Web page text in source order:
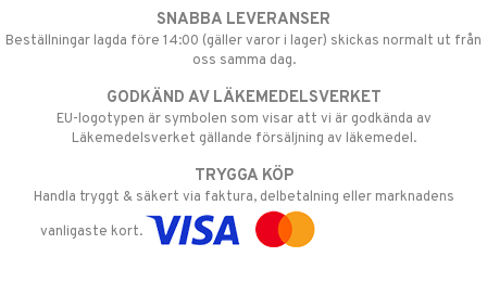
SNABBA LEVERANSER
Beställningar lagda före 14:00 (gäller varor i lager) skickas normalt ut från
oss samma dag.
GODKÄND AV LÄKEMEDELSVERKET
EU-logotypen är symbolen som visar att vi är godkända av
Läkemedelsverket gällande försäljning av läkemedel.
TRYGGA KÖP
Handla tryggt & säkert via faktura, delbetalning eller marknadens
vanligaste kort.